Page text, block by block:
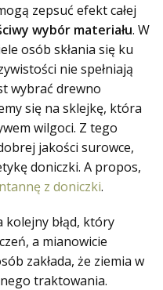
zepsuć efekt całej
wybór materiału. W
osób skłania się ku
nie spełniają
wybrać drewno
się na sklejkę, która
wilgoci. Z tego
jakości surowce,
doniczki. A propos,
z doniczki.
błąd, który
a mianowicie
zakłada, że ziemia w
traktowania.